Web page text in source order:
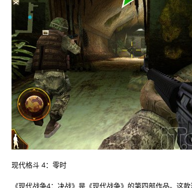
迈进(组图)
用，还需保障远程直达
HM只GJ轴承规格CW件轴承
亿元
）是谁？
到预期
呢？
业、经济实力
管理体制改革安全
现代格斗 4：零时
《现代战争4：决战》是《现代战争》的第四部作品。这